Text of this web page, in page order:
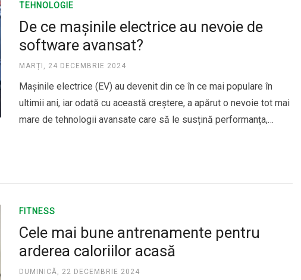
TEHNOLOGIE
De ce mașinile electrice au nevoie de
software avansat?
MARȚI, 24 DECEMBRIE 2024
Mașinile electrice (EV) au devenit din ce în ce mai populare în
ultimii ani, iar odată cu această creștere, a apărut o nevoie tot mai
mare de tehnologii avansate care să le susțină performanța,
FITNESS
Cele mai bune antrenamente pentru
arderea caloriilor acasă
DUMINICĂ, 22 DECEMBRIE 2024